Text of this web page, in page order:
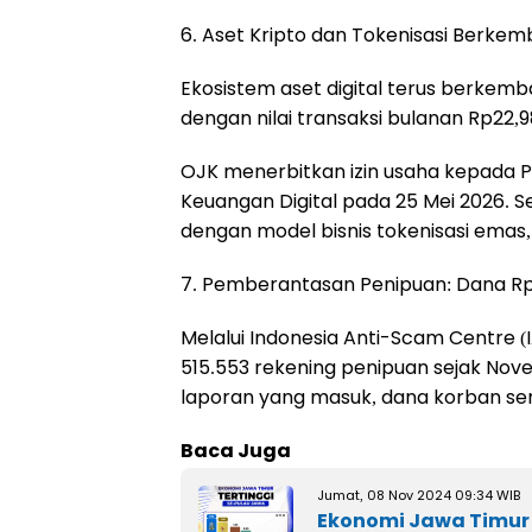
6. Aset Kripto dan Tokenisasi
Ekosistem aset digital terus
dengan nilai transaksi bulanan
OJK menerbitkan izin usaha kepada
Keuangan Digital pada 25 Mei 2026.
dengan model bisnis tokenisasi
7. Pemberantasan Penipuan: Dana
Melalui Indonesia Anti-Scam Centre
515.553 rekening penipuan sejak
laporan yang masuk, dana korban
Baca Juga
Jumat, 08 Nov 2024 09:34 WIB
Ekonomi Jawa Timur